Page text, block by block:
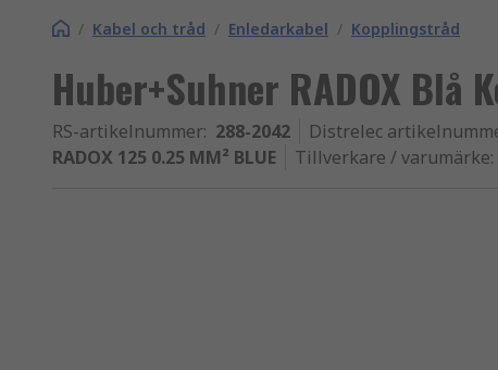
/ Kabel och tråd / Enledarkabel / Kopplingstråd
Huber+Suhner RADOX Blå
RS-artikelnummer: 288-2042 Distrelec
RADOX 125 0.25 MM² BLUE
Tillverkare / varumärke: